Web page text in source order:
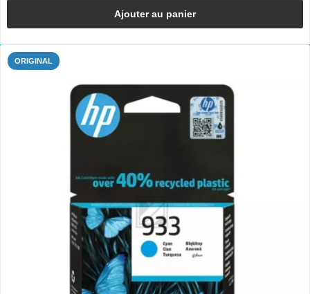
Ajouter au panier
ORIGINAL